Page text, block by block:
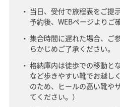
当日、受付で旅程表をご提
予約後、WEBページよりご
集合時間に遅れた場合、ご
らかじめご了承ください。
格納庫内は徒歩での移動と
など歩きやすい靴でお越し
のため、ヒールの高い靴や
てください。）